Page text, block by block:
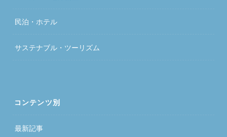
民泊・ホテル
サステナブル・ツーリズム
コンテンツ別
最新記事